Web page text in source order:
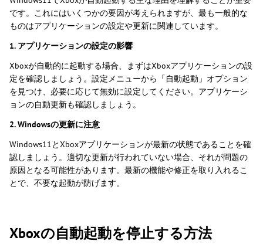
です。これにはいくつかの要因が考えられますが、最も一般的な
ものはアプリケーションの設定や更新に関連しています。
1. アプリケーションの設定の影響
Xboxが自動的に起動する場合、まずはXboxアプリケーションの設
定を確認しましょう。設定メニューから「自動起動」オプション
を見つけ、必要に応じて無効に設定してください。アプリケーシ
ョンの自動更新も確認しましょう。
2. Windowsの更新に注意
Windows11とXboxアプリケーションが最新の状態であることを確
認しましょう。適切な更新が行われていない場合、それが問題の
原因となる可能性があります。最新の機能や修正を取り入れるこ
とで、不要な起動が防げます。
Xboxの自動起動を停止する方法